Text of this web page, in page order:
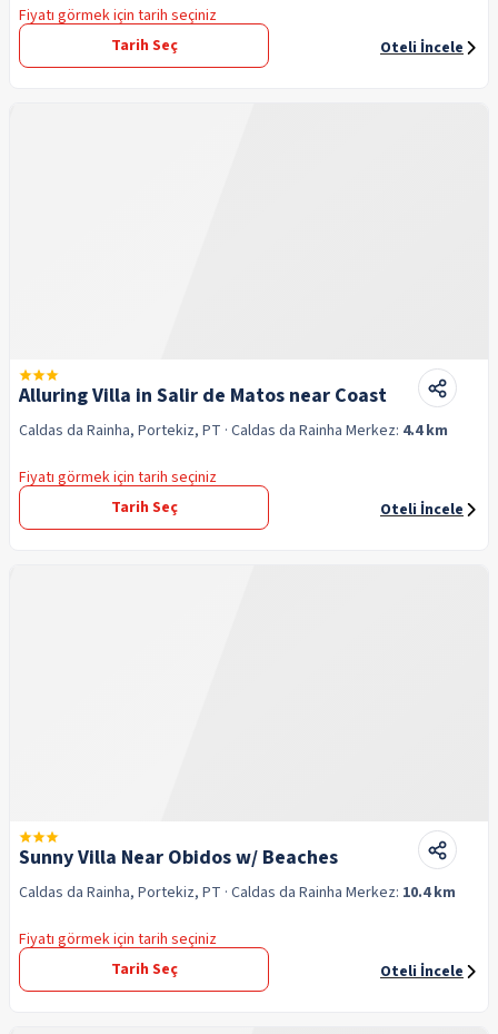
Fiyatı görmek için tarih seçiniz
Tarih Seç
Oteli İncele
Alluring Villa in Salir de Matos near Coast
Caldas da Rainha, Portekiz, PT · Caldas da Rainha Merkez: 4.4 km
Fiyatı görmek için tarih seçiniz
Tarih Seç
Oteli İncele
Sunny Villa Near Obidos w/ Beaches
Caldas da Rainha, Portekiz, PT · Caldas da Rainha Merkez: 10.4 km
Fiyatı görmek için tarih seçiniz
Tarih Seç
Oteli İncele